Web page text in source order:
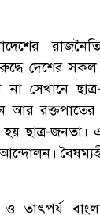
দেশের
সেখানে
আর
ছাত্র-জনতা।
আন্দোলন।
তাৎপর্য